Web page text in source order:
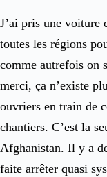
J’ai pris une voiture
toutes les régions
comme autrefois on
merci, ça n’existe
ouvriers en train de
chantiers. C’est la
Afghanistan. Il y a
faite arrêter quasi